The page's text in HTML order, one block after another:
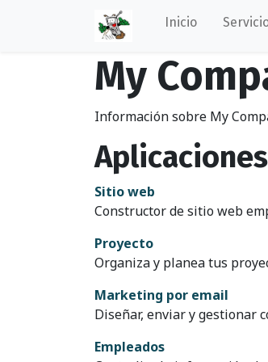
Inicio
My
Información sobre My
Sitio web
Constructor de sitio web
Proyecto
Organiza y planea tus
Marketing por email
Diseñar, enviar y gestionar
Empleados